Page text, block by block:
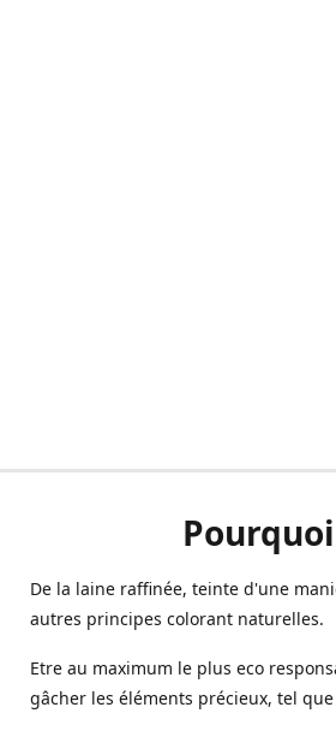
De la laine raffinée, teinte d'une
autres principes colorant naturelles.
Etre au maximum le plus eco
gâcher les éléments précieux, tel